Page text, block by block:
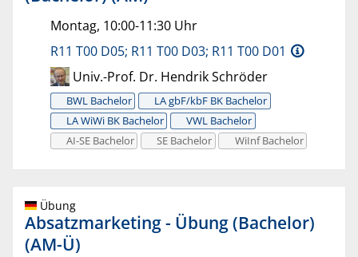
Montag, 10:00-11:30 Uhr
R11 T00 D05; R11 T00 D03; R11 T00 D01
Univ.-Prof. Dr. Hendrik Schröder
BWL Bachelor
LA gbF/kbF BK Bachelor
LA WiWi BK Bachelor
VWL Bachelor
AI-SE Bachelor
SE Bachelor WiInf Bachelor
Übung
Absatzmarketing - Übung (Bachelor)
(AM-Ü)